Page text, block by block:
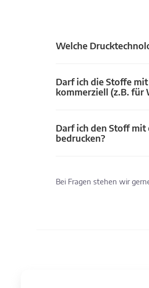
Welche
Darf ich die Stoffe
kommerziell (z.B. für
Darf ich den Stoff
bedrucken?
Bei Fragen stehen wir